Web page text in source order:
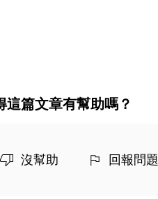
這篇文章有幫助嗎？
沒幫助 回報問題